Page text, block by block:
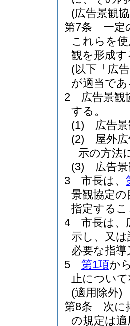
(広告景観
第7条
一定
これらを
観を形成
(以下「広
が適当で
2
広告景
する。
(1)
広告
(2)
屋外
示の方法
(3)
広告
3
市長は、
景観協定
指定する
4
市長は、
示し、又
必要な指
5
第1項か
止につい
(適用除外)
第8条
次に
の規定は